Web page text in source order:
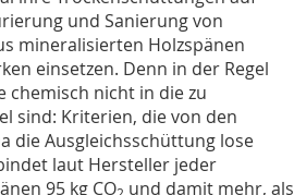
und Sanierung von
mineralisierten Holzspänen
einsetzen. Denn in der Regel
chemisch nicht in die zu
sind: Kriterien, die von den
die Ausgleichsschüttung lose
laut Hersteller jeder
95 kg CO und damit mehr, als